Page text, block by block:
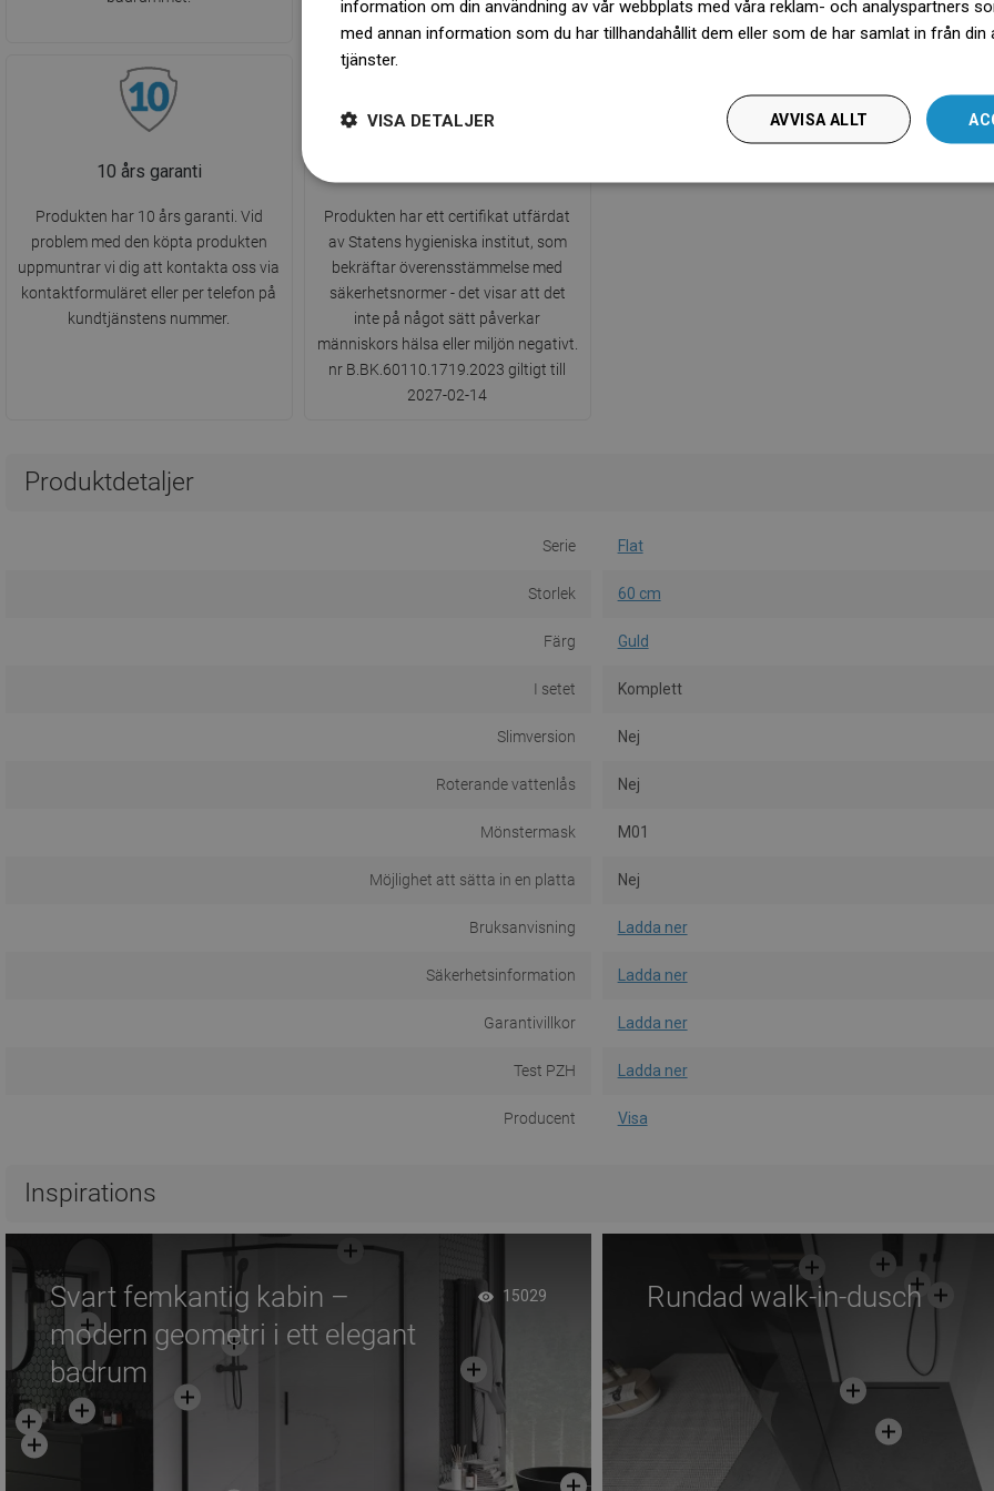
10 års garanti
Produkten har 10 års garanti. Vid
problem med den köpta produkten
uppmuntrar vi dig att kontakta oss via
kontaktformuläret eller per telefon på
kundtjänstens nummer.
Produkten har ett certifikat utfärdat
av Statens hygieniska institut, som
bekräftar överensstämmelse med
säkerhetsnormer - det visar att det
inte på något sätt påverkar
människors hälsa eller miljön negativt.
nr B.BK.60110.1719.2023 giltigt till
2027-02-14
Produktdetaljer
Serie Flat
Storlek 60 cm
Färg Guld
I setet Komplett
Slimversion Nej
Roterande vattenlås Nej
Mönstermask M01
Möjlighet att sätta in en platta Nej
Bruksanvisning Ladda ner
Säkerhetsinformation Ladda ner
Garantivillkor Ladda ner
Test PZH Ladda ner
Producent Visa
Inspirations
Svart femkantig kabin –
modern geometri i ett elegant
badrum
15029 Rundad walk-in-dusch
information om din användning av vår webbplats med våra reklam- och analyspartners
med annan information som du har tillhandahållit dem eller som de har samlat in från din
tjänster.
AVVISA ALLT
VISA DETALJER